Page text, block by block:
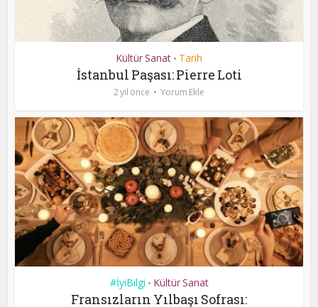
Kültür Sanat • Tarih
İstanbul Paşası: Pierre Loti
2 yıl önce Yorum Ekle
#İyiBilgi • Kültür Sanat
Fransızların Yılbaşı Sofrası: